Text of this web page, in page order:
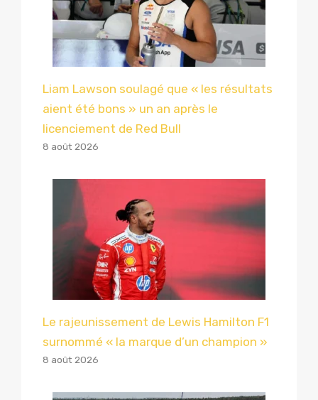
Liam Lawson soulagé que « les résultats
aient été bons » un an après le
licenciement de Red Bull
8 août 2026
Le rajeunissement de Lewis Hamilton F1
surnommé « la marque d’un champion »
8 août 2026